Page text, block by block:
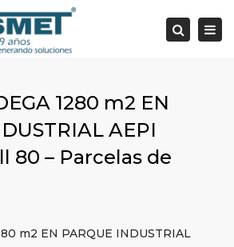
Search
1280 m2 EN
AEPI
80 – Parcelas de
m2 EN PARQUE INDUSTRIAL